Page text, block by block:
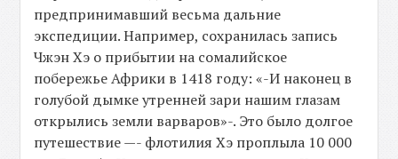
предпринимавший весьма дальние
экспедиции. Например, сохранилась запись
Чжэн Хэ о прибытии на сомалийское
побережье Африки в 1418 году: «-И наконец в
голубой дымке утренней зари нашим глазам
открылись земли варваров»-. Это было долгое
путешествие —- флотилия Хэ проплыла 10 000